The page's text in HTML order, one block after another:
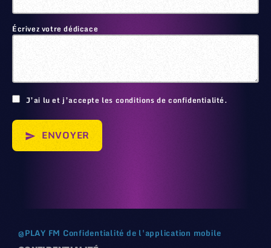
Écrivez votre dédicace
J’ai lu et j’accepte les conditions de confidentialité.
send ENVOYER
@PLAY FM Confidentialité de l'application mobile